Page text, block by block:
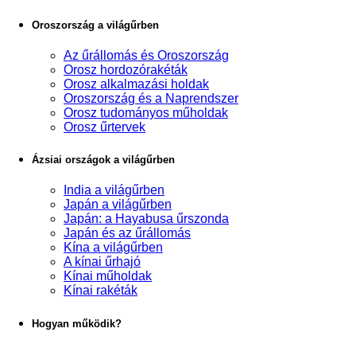
Oroszország a világűrben
Az űrállomás és Oroszország
Orosz hordozórakéták
Orosz alkalmazási holdak
Oroszország és a Naprendszer
Orosz tudományos műholdak
Orosz űrtervek
Ázsiai országok a világűrben
India a világűrben
Japán a világűrben
Japán: a Hayabusa űrszonda
Japán és az űrállomás
Kína a világűrben
A kínai űrhajó
Kínai műholdak
Kínai rakéták
Hogyan működik?